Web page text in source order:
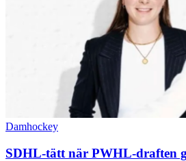
Damhockey
SDHL-tätt när PWHL-draften